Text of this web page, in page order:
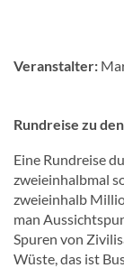
Veranstalter:
Rundreise zu
Eine Rundreise
zweieinhalbmal
zweieinhalb
man
Spuren von
Wüste, das ist